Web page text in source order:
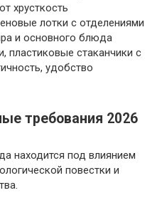
хрусткость
лотки с отделениями
и основного блюда
пластиковые стаканчики с
удобство
требования 2026
находится под влиянием
повестки и